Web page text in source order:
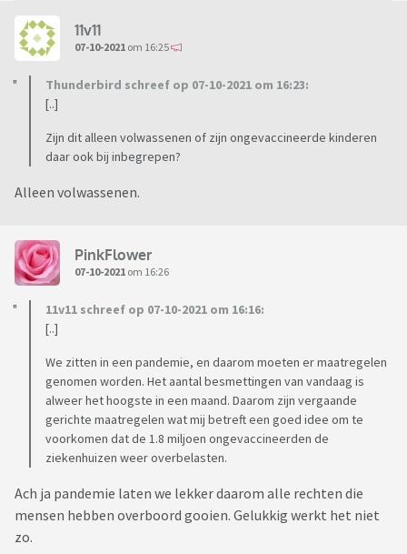
11v11
07-10-2021 om 16:25
Thunderbird schreef op 07-10-2021 om 16:23:
[..]
Zijn dit alleen volwassenen of zijn ongevaccineerde kinderen
daar ook bij inbegrepen?
Alleen volwassenen.
PinkFlower
07-10-2021 om 16:26
11v11 schreef op 07-10-2021 om 16:16:
[..]
We zitten in een pandemie, en daarom moeten er maatregelen
genomen worden. Het aantal besmettingen van vandaag is
alweer het hoogste in een maand. Daarom zijn vergaande
gerichte maatregelen wat mij betreft een goed idee om te
voorkomen dat de 1.8 miljoen ongevaccineerden de
ziekenhuizen weer overbelasten.
Ach ja pandemie laten we lekker daarom alle rechten die
mensen hebben overboord gooien. Gelukkig werkt het niet
zo.